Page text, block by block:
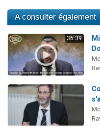
A consulter également
36:39